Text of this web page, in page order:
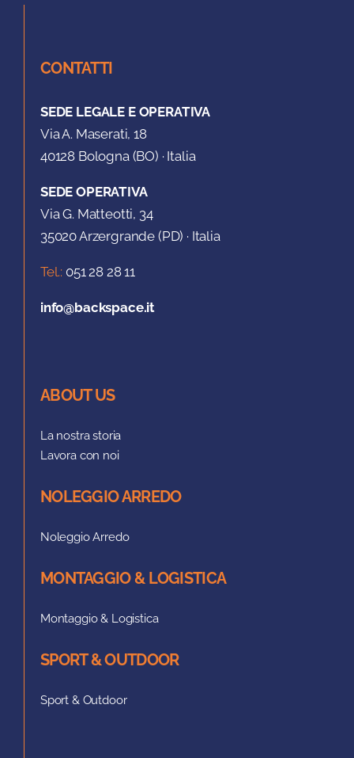
CONTATTI
SEDE LEGALE E OPERATIVA
Via A. Maserati, 18
40128 Bologna (BO) · Italia
SEDE OPERATIVA
Via G. Matteotti, 34
35020 Arzergrande (PD) · Italia
Tel.: 051 28 28 11
info@backspace.it
ABOUT US
La nostra storia
Lavora con noi
NOLEGGIO ARREDO
Noleggio Arredo
MONTAGGIO & LOGISTICA
Montaggio & Logistica
SPORT & OUTDOOR
Sport & Outdoor